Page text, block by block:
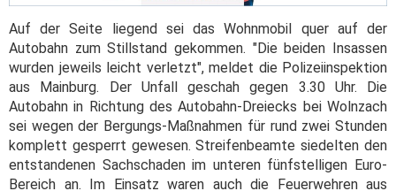
Auf der Seite liegend sei das Wohnmobil quer auf der
Autobahn zum Stillstand gekommen. "Die beiden Insassen
wurden jeweils leicht verletzt", meldet die Polizeiinspektion
aus Mainburg. Der Unfall geschah gegen 3.30 Uhr. Die
Autobahn in Richtung des Autobahn-Dreiecks bei Wolnzach
sei wegen der Bergungs-Maßnahmen für rund zwei Stunden
komplett gesperrt gewesen. Streifenbeamte siedelten den
entstandenen Sachschaden im unteren fünfstelligen Euro-
Bereich an. Im Einsatz waren auch die Feuerwehren aus